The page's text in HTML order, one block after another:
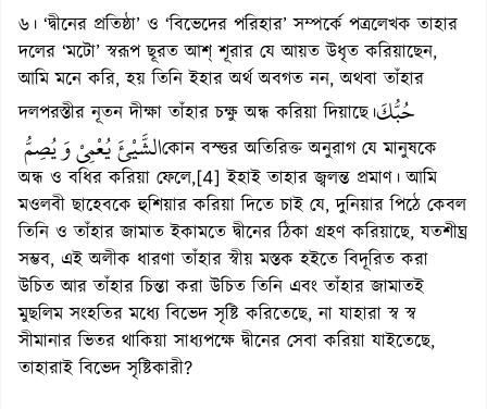
৬। ‘দ্বীনের প্রতিষ্ঠা’ ও ‘বিভেদের পরিহার’ সম্পর্কে পত্রলেখক তাহার
দলের ‘মটো’ স্বরূপ ছূরত আশ্ শূরার যে আয়ত উধৃত করিয়াছেন,
আমি মনে করি, হয় তিনি ইহার অর্থ অবগত নন, অথবা তাঁহার
দলপরস্তীর নূতন দীক্ষা তাঁহার চক্ষু অন্ধ করিয়া দিয়াছে।حُبُّكَ
الشَّيْئَ يُعْمِىْ وَ يُصِمُّকোন বস্ত্তর অতিরিক্ত অনুরাগ যে মানুষকে
অন্ধ ও বধির করিয়া ফেলে,[4] ইহাই তাহার জ্বলন্ত প্রমাণ। আমি
মওলবী ছাহেবকে হুশিয়ার করিয়া দিতে চাই যে, দুনিয়ার পিঠে কেবল
তিনি ও তাঁহার জামাত ইকামতে দ্বীনের ঠিকা গ্রহণ করিয়াছে, যতশীঘ্র
সম্ভব, এই অলীক ধারণা তাঁহার স্বীয় মস্তক হইতে বিদূরিত করা
উচিত আর তাঁহার চিন্তা করা উচিত তিনি এবং তাঁহার জামাতই
মুছলিম সংহতির মধ্যে বিভেদ সৃষ্টি করিতেছে, না যাহারা স্ব স্ব
সীমানার ভিতর থাকিয়া সাধ্যপক্ষে দ্বীনের সেবা করিয়া যাইতেছে,
তাহারাই বিভেদ সৃষ্টিকারী?